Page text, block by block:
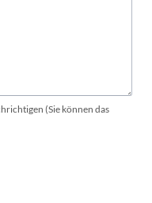
(Sie können das